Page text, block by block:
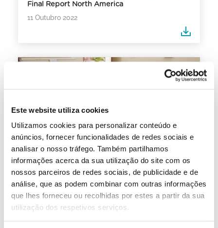
Este website utiliza cookies
Utilizamos cookies para personalizar conteúdo e
anúncios, fornecer funcionalidades de redes sociais e
analisar o nosso tráfego. Também partilhamos
informações acerca da sua utilização do site com os
nossos parceiros de redes sociais, de publicidade e de
análise, que as podem combinar com outras informações
que lhes forneceu ou recolhidas por estes a partir da sua
utilização dos respetivos serviços.
Final Report North America
11 Outubro 2022
Final Report Asia
11 Outubro 2022